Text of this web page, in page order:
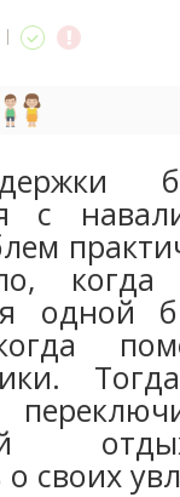
с
одной
своих